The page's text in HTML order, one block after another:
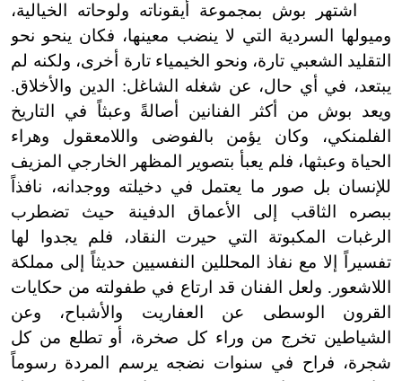
اشتهر بوش بمجموعة أيقوناته ولوحاته الخيالية،
وميولها السردية التي لا ينضب معينها، فكان ينحو نحو
التقليد الشعبي تارة، ونحو الخيمياء تارة أخرى، ولكنه لم
يبتعد، في أي حال، عن شغله الشاغل: الدين والأخلاق.
ويعد بوش من أكثر الفنانين أصالةً وعبثاً في التاريخ
الفلمنكي، وكان يؤمن بالفوضى واللامعقول وهراء
الحياة وعبثها، فلم يعبأ بتصوير المظهر الخارجي المزيف
للإنسان بل صور ما يعتمل في دخيلته ووجدانه، نافذاً
ببصره الثاقب إلى الأعماق الدفينة حيث تضطرب
الرغبات المكبوتة التي حيرت النقاد، فلم يجدوا لها
تفسيراً إلا مع نفاذ المحللين النفسيين حديثاً إلى مملكة
اللاشعور. ولعل الفنان قد ارتاع في طفولته من حكايات
القرون الوسطى عن العفاريت والأشباح، وعن
الشياطين تخرج من وراء كل صخرة، أو تطلع من كل
شجرة، فراح في سنوات نضجه يرسم المردة رسوماً